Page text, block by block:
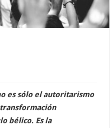
es sólo el autoritarismo
bélico. Es la